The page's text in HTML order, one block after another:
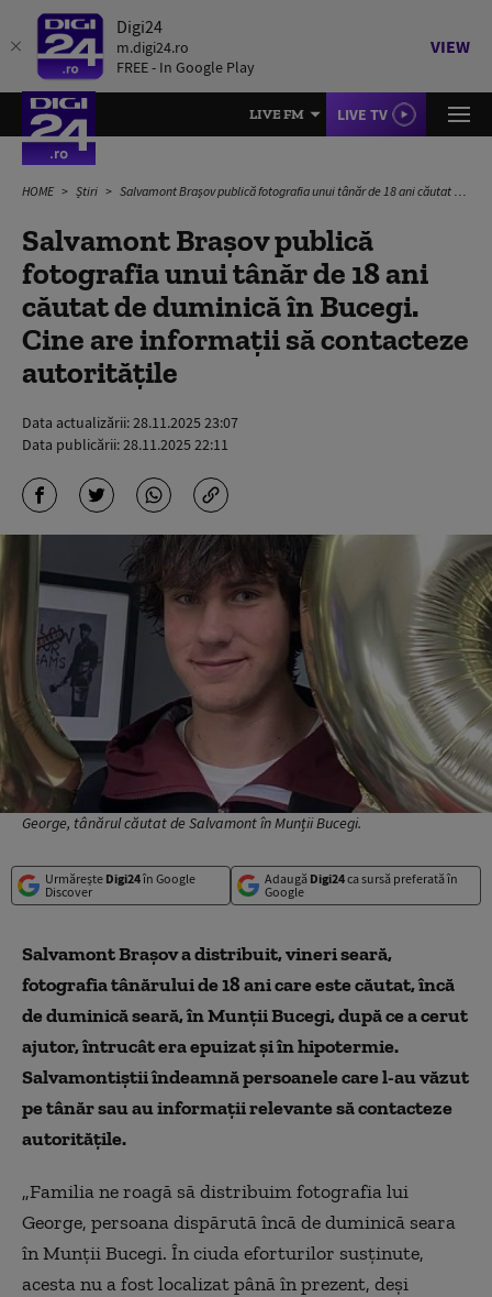
Digi24
m.digi24.ro
FREE - In Google Play
VIEW
LIVE FM LIVE TV
HOME Știri Salvamont Braşov publică fotografia unui tânăr de 18 ani căutat de duminică în Bucegi. Cine are informații să contacteze autoritățile
Salvamont Braşov publică
fotografia unui tânăr de 18 ani
căutat de duminică în Bucegi.
Cine are informații să contacteze
autoritățile
Data actualizării:28.11.2025 23:07
Data publicării:28.11.2025 22:11
George, tânărul căutat de Salvamont în Munții Bucegi.
Urmărește Digi24în Google
Discover
Adaugă Digi24ca sursă preferată în
Google
Salvamont Braşov a distribuit, vineri seară,
fotografia tânărului de 18 ani care este căutat, încă
de duminică seară, în Munţii Bucegi, după ce a cerut
ajutor, întrucât era epuizat şi în hipotermie.
Salvamontiştii îndeamnă persoanele care l-au văzut
pe tânăr sau au informaţii relevante să contacteze
autorităţile.
„Familia ne roagă să distribuim fotografia lui
George, persoana dispărută încă de duminică seara
în Munţii Bucegi. În ciuda eforturilor susţinute,
acesta nu a fost localizat până în prezent, deşi